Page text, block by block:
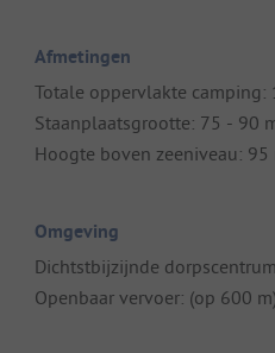
Afmetingen
Totale oppervlakte camping:
Staanplaatsgrootte: 75 - 90
Hoogte boven zeeniveau: 95
Omgeving
Dichtstbijzijnde
Openbaar vervoer: (op 600